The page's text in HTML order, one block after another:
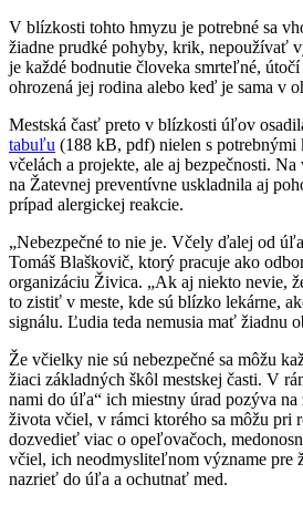
V blízkosti tohto hmyzu je potrebné sa
žiadne prudké pohyby, krik, nepoužívať
je každé bodnutie človeka smrteľné,
ohrozená jej rodina alebo keď je sama v
Mestská časť preto v blízkosti úľov
tabuľu (188 kB, pdf) nielen s
včelách a projekte, ale aj bezpečnosti.
na Žatevnej preventívne uskladnila aj
prípad alergickej reakcie.
„Nebezpečné to nie je. Včely ďalej od
Tomáš Blaškovič, ktorý pracuje ako
organizáciu Živica. „Ak aj niekto nevie,
to zistiť v meste, kde sú blízko lekárne,
signálu. Ľudia teda nemusia mať žiadnu
Že včielky nie sú nebezpečné sa môžu
žiaci základných škôl mestskej časti. V
nami do úľa“ ich miestny úrad pozýva na
života včiel, v rámci ktorého sa môžu pri
dozvedieť viac o opeľovačoch,
včiel, ich neodmysliteľnom význame pre
nazrieť do úľa a ochutnať med.